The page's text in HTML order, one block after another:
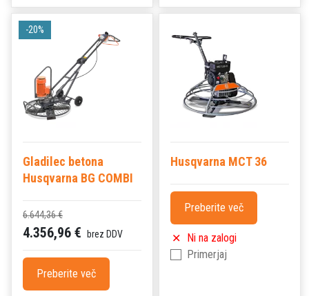
Gladilec betona
Husqvarna BG COMBI
6.644,36 €
4.356,96 € brez DDV
Preberite več
-20%
Husqvarna MCT 36
Preberite več
Ni na zalogi
Primerjaj